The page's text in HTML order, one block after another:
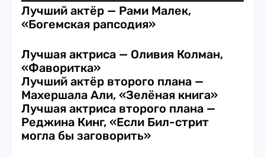
Лучший актёр — Рами Малек,
«Богемская рапсодия»
Лучшая актриса — Оливия Колман,
«Фаворитка»
Лучший актёр второго плана —
Махершала Али, «Зелёная книга»
Лучшая актриса второго плана —
Реджина Кинг, «Если Бил-стрит
могла бы заговорить»